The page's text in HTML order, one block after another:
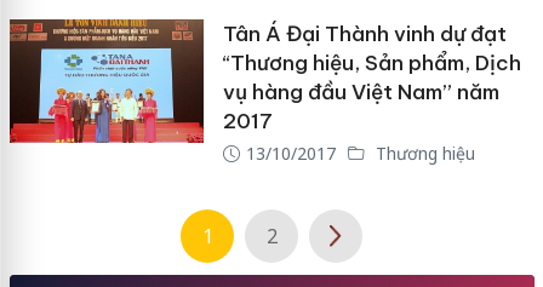
Tân Á Đại Thành vinh dự đạt
“Thương hiệu, Sản phẩm, Dịch
vụ hàng đầu Việt Nam” năm
2017
13/10/2017 Thương hiệu
1 2